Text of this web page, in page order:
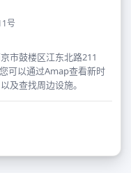
号
市鼓楼区江东北路211
可以通过Amap查看新时
及查找周边设施。